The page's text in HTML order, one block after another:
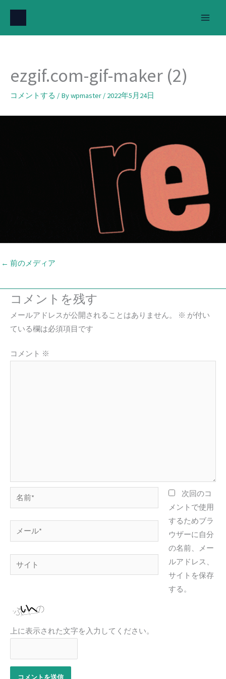
を
ezgif.com-gif-maker (2)
コメントする / Bywpmaster / 2022年5月24日
← 前のメディア
コメントを残す
メールアドレスが公開されることはありません。 ※ が付い
ている欄は必須項目です
コメント ※
前
*
ー
ル
イ
次回のコ
メントで使用
するためブラ
ウザーに自分
の名前、メー
ルアドレス、
サイトを保存
する。
上に表示された文字を入力してください。